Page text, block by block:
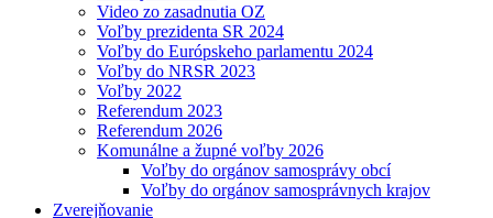
Video zo zasadnutia OZ
Voľby prezidenta SR 2024
Voľby do Európskeho parlamentu 2024
Voľby do NRSR 2023
Voľby 2022
Referendum 2023
Referendum 2026
Komunálne a župné voľby 2026
Voľby do orgánov samosprávy obcí
Voľby do orgánov samosprávnych krajov
Zverejňovanie